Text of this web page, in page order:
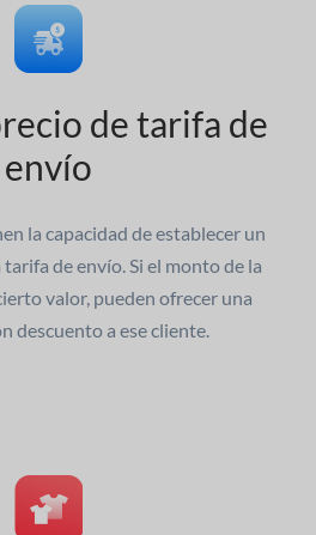
de tarifa de
envío
la capacidad de establecer un
de envío. Si el monto de la
valor, pueden ofrecer una
descuento a ese cliente.